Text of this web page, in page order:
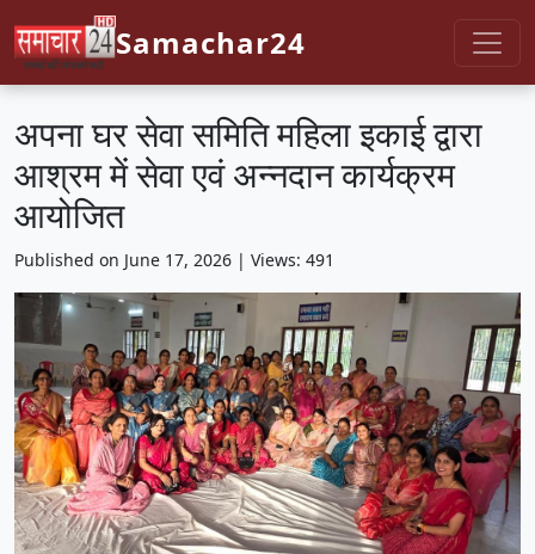
Samachar24
अपना घर सेवा समिति महिला इकाई द्वारा
आश्रम में सेवा एवं अन्नदान कार्यक्रम
आयोजित
Published on June 17, 2026 | Views: 491